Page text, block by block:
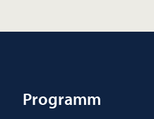
Programm